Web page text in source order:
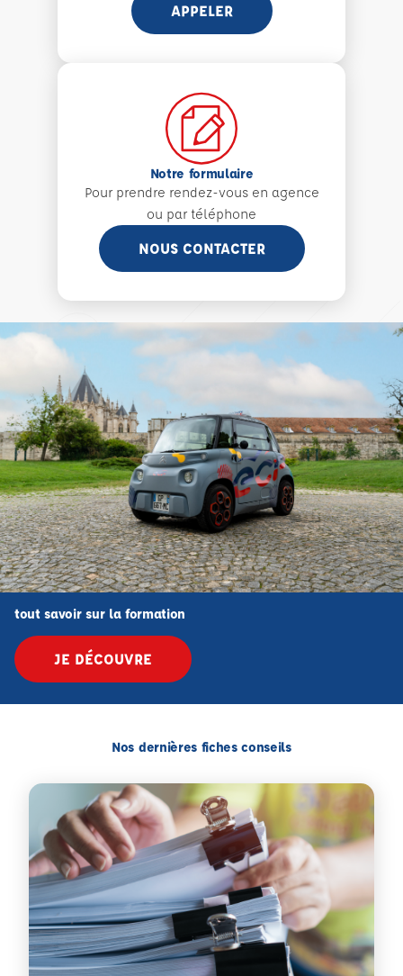
APPELER
Notre formulaire
Pour prendre rendez-vous en agence
ou par téléphone
NOUS CONTACTER
tout savoir sur la formation
JE DÉCOUVRE
Nos dernières fiches conseils